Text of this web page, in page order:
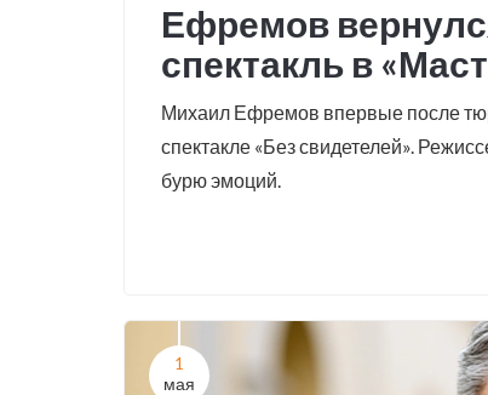
Ефремов
спектакль в
Михаил Ефремов впервые после
спектакле «Без свидетелей».
бурю эмоций.
1
мая